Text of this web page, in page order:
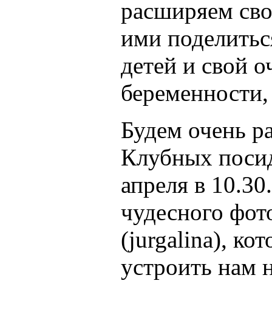
расширяем
ими
детей и свой
Будем очень
Клубных
апреля в
чудесного
(jurgalina),
устроить нам